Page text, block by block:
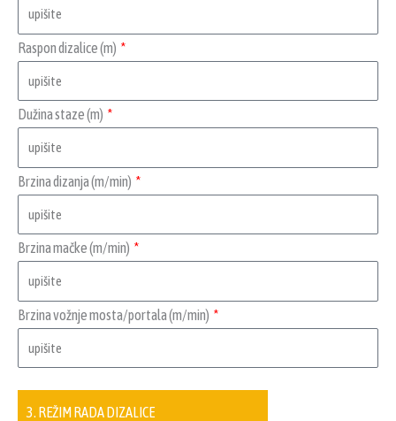
Raspon dizalice (m)
Dužina staze (m)
Brzina dizanja (m/min)
Brzina mačke (m/min)
Brzina vožnje mosta/portala (m/min)
3. REŽIM RADA DIZALICE